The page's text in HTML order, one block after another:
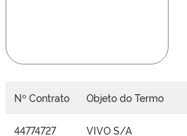
Nº Contrato Objeto do Termo
44774727 VIVO S/A